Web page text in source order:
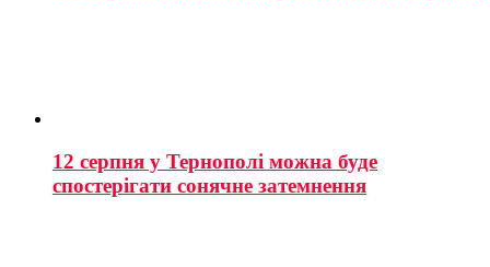
12 серпня у Тернополі можна буде
спостерігати сонячне затемнення